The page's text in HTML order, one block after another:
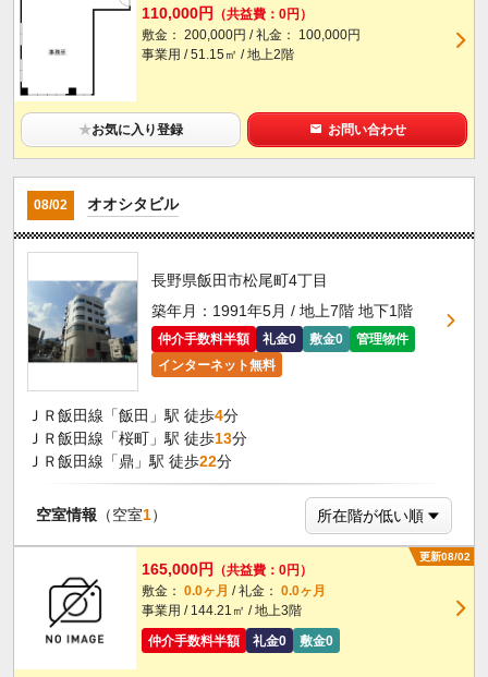
110,000円
（共益費：0円）
敷金： 200,000円 / 礼金： 100,000円
事業用 / 51.15㎡ / 地上2階
★お気に入り登録 お問い合わせ
08/02 オオシタビル
長野県飯田市松尾町4丁目
築年月：1991年5月 / 地上7階 地下1階
仲介手数料半額 礼金0 敷金0
管理物件
インターネット無料
ＪＲ飯田線「飯田」駅 徒歩4分
ＪＲ飯田線「桜町」駅 徒歩13分
ＪＲ飯田線「鼎」駅 徒歩22分
空室情報 （空室1）
更新08/02
165,000円
（共益費：0円）
敷金： 0.0ヶ月 / 礼金： 0.0ヶ月
事業用 / 144.21㎡ / 地上3階
仲介手数料半額
礼金0 敷金0